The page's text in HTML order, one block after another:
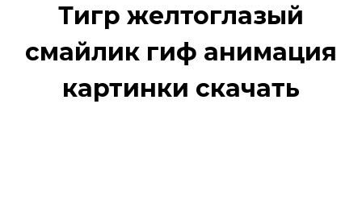
Тигр желтоглазый
смайлик гиф анимация
картинки скачать